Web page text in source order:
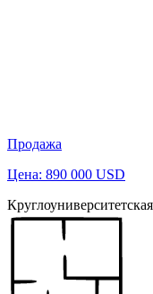
Продажа
Цена: 890 000 USD